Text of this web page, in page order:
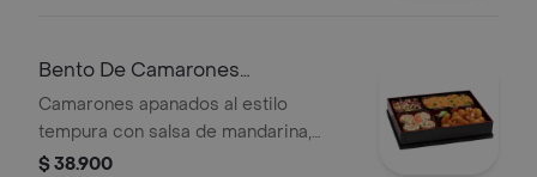
Bento De Camarones
Mandariyaki
Camarones apanados al estilo
tempura con salsa de mandarina,
coleslaw japonés, 4 bocados de sushi
$ 38.900